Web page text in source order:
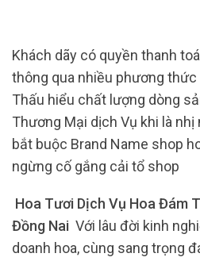
Khách dãy có quyền thanh
thông qua nhiều phương
Thấu hiểu chất lượng dòng
Thương Mại dịch Vụ khi là
bắt buộc Brand Name shop
ngừng cố gắng cải tổ shop
Hoa Tươi Dịch Vụ Hoa Đám
Đồng Nai Với lâu đời kinh
doanh hoa, cùng sang trọng